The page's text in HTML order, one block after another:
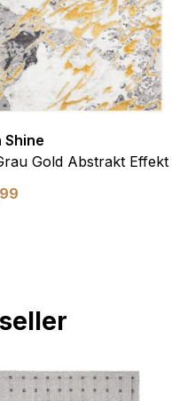
Shine
Gold Abstrakt Effekt
Marketing
Marketing-Cookies
anzuzeigen, die für den
Werbetreibende Dritter
Nicht kategorisiert.
Andere nicht